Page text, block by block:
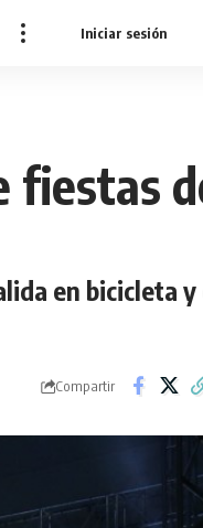
Iniciar sesión
fiestas
en bicicleta y
Compartir